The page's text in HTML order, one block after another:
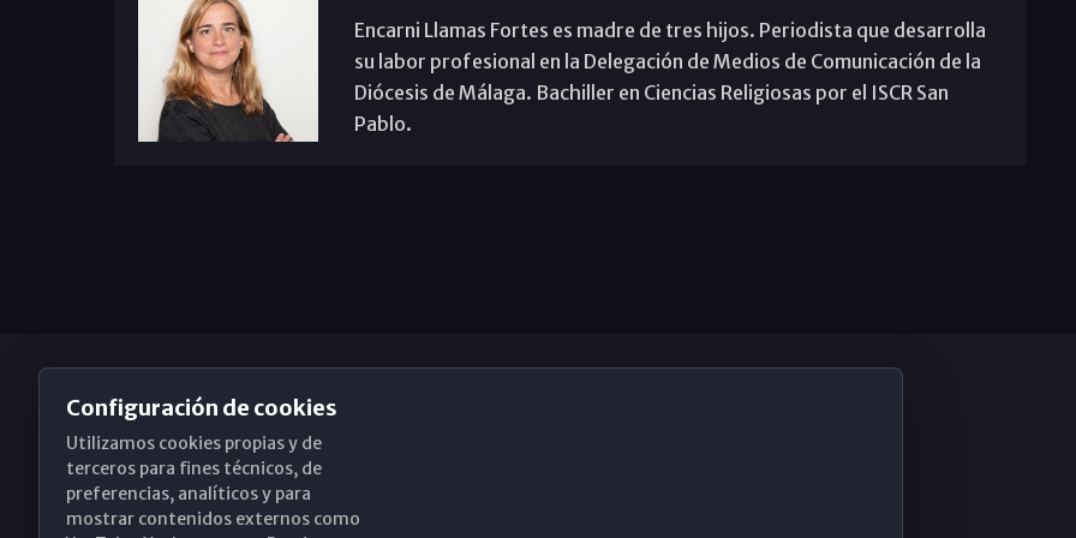
Encarni Llamas Fortes es madre de tres hijos. Periodista que desarrolla
su labor profesional en la Delegación de Medios de Comunicación de la
Diócesis de Málaga. Bachiller en Ciencias Religiosas por el ISCR San
Pablo.
Obispado de Málaga
Configuración de cookies
Utilizamos cookies propias y de
terceros para fines técnicos, de
preferencias, analíticos y para
mostrar contenidos externos como